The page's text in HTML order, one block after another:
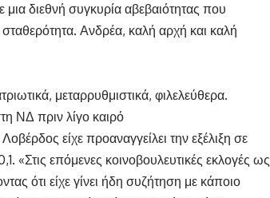
διεθνή συγκυρία αβεβαιότητας που
σταθερότητα. Ανδρέα, καλή αρχή και καλή
μεταρρυθμιστικά, φιλελεύθερα.
ΝΔ πριν λίγο καιρό
είχε προαναγγείλει την εξέλιξη σε
«Στις επόμενες κοινοβουλευτικές εκλογές ως
ότι είχε γίνει ήδη συζήτηση με κάποιο